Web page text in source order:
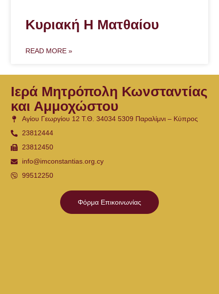
Κυριακή Η Ματθαίου
READ MORE »
Ιερά Μητρόπολη Κωνσταντίας
και Αμμοχώστου
Αγίου Γεωργίου 12 Τ.Θ. 34034 5309 Παραλίμνι – Κύπρος
23812444
23812450
info@imconstantias.org.cy
99512250
Φόρμα Επικοινωνίας